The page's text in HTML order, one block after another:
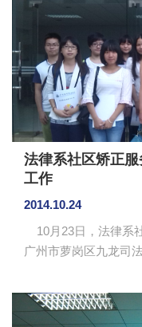
目迎接导师们的到来
学生们进行交流，了
的问题。在学习方面
要扎实，在学习德语
法律系社区矫正
工作
2014.10.24
10月23日，法律系
广州市萝岗区九龙司
书记陈秀图，杨海霞
师，九龙司法所工作人